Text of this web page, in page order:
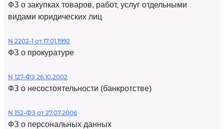
ФЗ о закупках товаров, работ, услуг отдельными
видами юридических лиц
N 2202-1 от 17.01.1992
ФЗ о прокуратуре
N 127-ФЗ 26.10.2002
ФЗ о несостоятельности (банкротстве)
N 152-ФЗ от 27.07.2006
ФЗ о персональных данных